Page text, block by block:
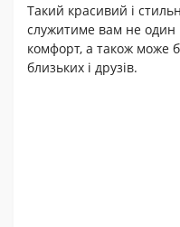
Такий красивий і
служитиме вам не один
комфорт, а також може
близьких і друзів.